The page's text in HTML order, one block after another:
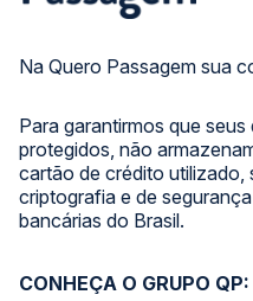
Na Quero Passagem sua
Para garantirmos que
protegidos, não
cartão de crédito
criptografia e de
bancárias do Brasil.
CONHEÇA O GRUPO QP: